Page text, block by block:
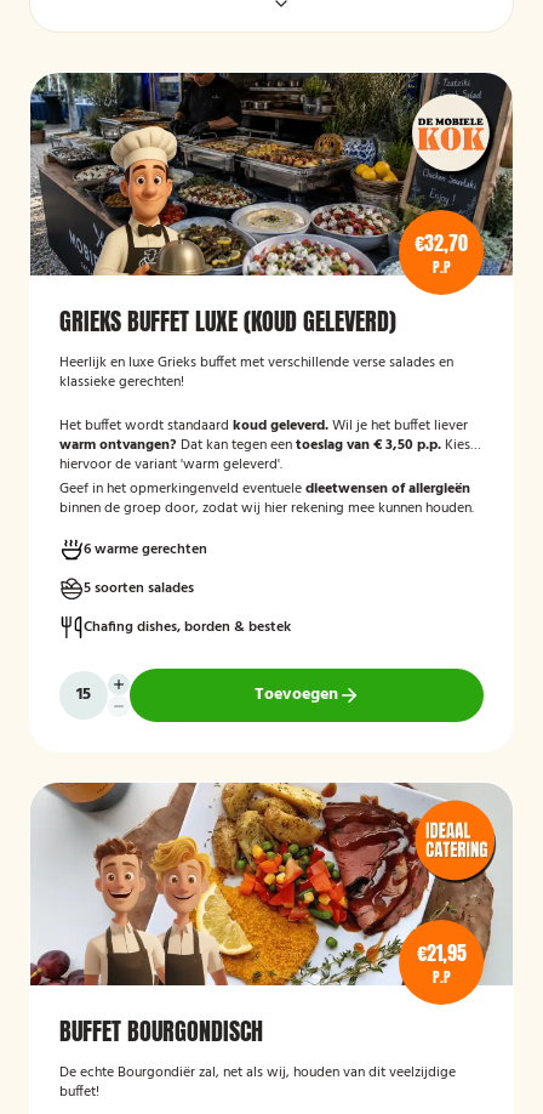
€32,70
P.P
GRIEKS BUFFET LUXE (KOUD GELEVERD)
Heerlijk en luxe Grieks buffet met verschillende verse salades en
klassieke gerechten!
Het buffet wordt standaard koud geleverd.Wil je het buffet liever
warm ontvangen? Dat kan tegen eentoeslag van € 3,50 p.p. Kies
hiervoor de variant 'warm geleverd'.
Geef in het opmerkingenveld eventueledieetwensen of allergieën
binnen de groep door, zodat wij hier rekening mee kunnen houden.
6 warme gerechten
5 soorten salades
Chafing dishes, borden & bestek
Toevoegen
€21,95
P.P
BUFFET BOURGONDISCH
De echte Bourgondiër zal, net als wij, houden van dit veelzijdige
buffet!